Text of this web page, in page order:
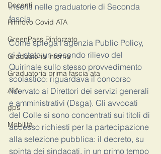
Docenti
Rinnovo Covid ATA
GreenPass Rinforzato
Graduatoria interna
Graduatoria prima fascia ata
ATA
gps
Mobilità
inseriti nelle graduatorie di Seconda
fascia.
Come spiega l’agenzia Public Policy,
vi è stato un secondo rilievo del
Quirinale sullo stesso provvedimento
scolastico: riguardava il concorso
riservato ai Direttori dei servizi generali
e amministrativi (Dsga). Gli avvocati
del Colle si sono concentrati sui titoli di
accesso richiesti per la partecipazione
alla selezione pubblica: il decreto, su
spinta dei sindacati, in un primo tempo